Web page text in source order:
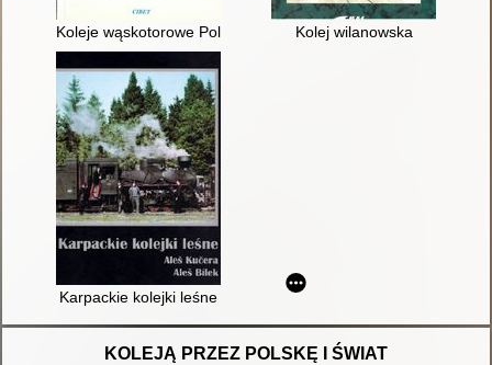
Koleje wąskotorowe Polski PółnocnejKolej wilanowska
Karpackie kolejki leśne
KOLEJĄ PRZEZ POLSKĘ I ŚWIAT